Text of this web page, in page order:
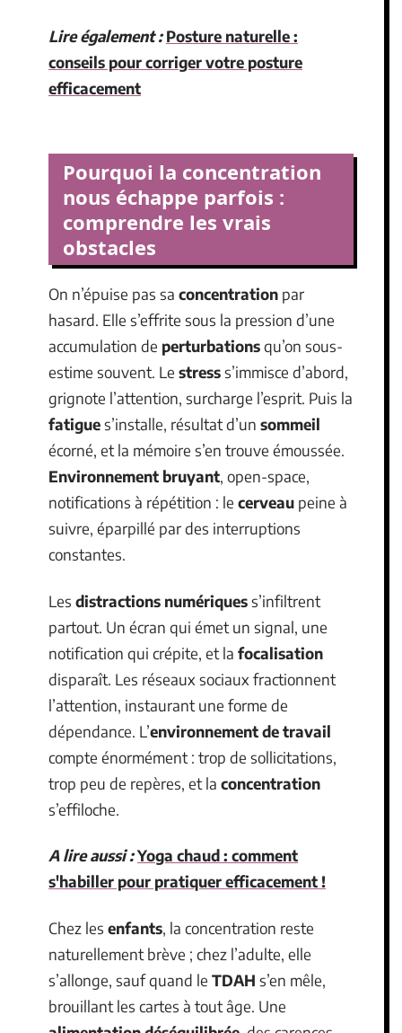
Lire également : Posture naturelle :
conseils pour corriger votre posture
efficacement
Pourquoi la concentration
nous échappe parfois :
comprendre les vrais
obstacles
On n’épuise pas sa concentration par
hasard. Elle s’effrite sous la pression d’une
accumulation de perturbationsqu’on sous-
estime souvent. Le stresss’immisce d’abord,
grignote l’attention, surcharge l’esprit. Puis la
fatigues’installe, résultat d’un sommeil
écorné, et la mémoire s’en trouve émoussée.
Environnement bruyant, open-space,
notifications à répétition : le cerveau peine à
suivre, éparpillé par des interruptions
constantes.
Les distractions numériquess’infiltrent
partout. Un écran qui émet un signal, une
notification qui crépite, et la focalisation
disparaît. Les réseaux sociaux fractionnent
l’attention, instaurant une forme de
dépendance. L’environnement de travail
compte énormément : trop de sollicitations,
trop peu de repères, et la concentration
s’effiloche.
A lire aussi :Yoga chaud : comment
s'habiller pour pratiquer efficacement !
Chez les enfants, la concentration reste
naturellement brève ; chez l’adulte, elle
s’allonge, sauf quand le TDAH s’en mêle,
brouillant les cartes à tout âge. Une